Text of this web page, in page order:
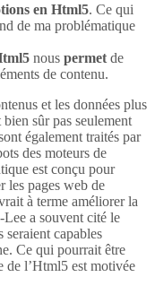
en Html5. Ce qui
de ma problématique
nous permet de
de contenu.
et les données plus
sûr pas seulement
également traités par
des moteurs de
est conçu pour
les pages web de
à terme améliorer la
a souvent cité le
seraient capables
Ce qui pourrait être
de l’Html5 est motivée